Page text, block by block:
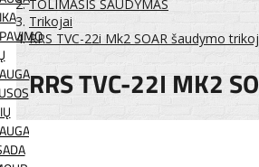
TOLIMASIS ŠAUDYMAS
Trikojai
RRS TVC-22i Mk2 SOAR šaudymo
RRS TVC-22I MK2